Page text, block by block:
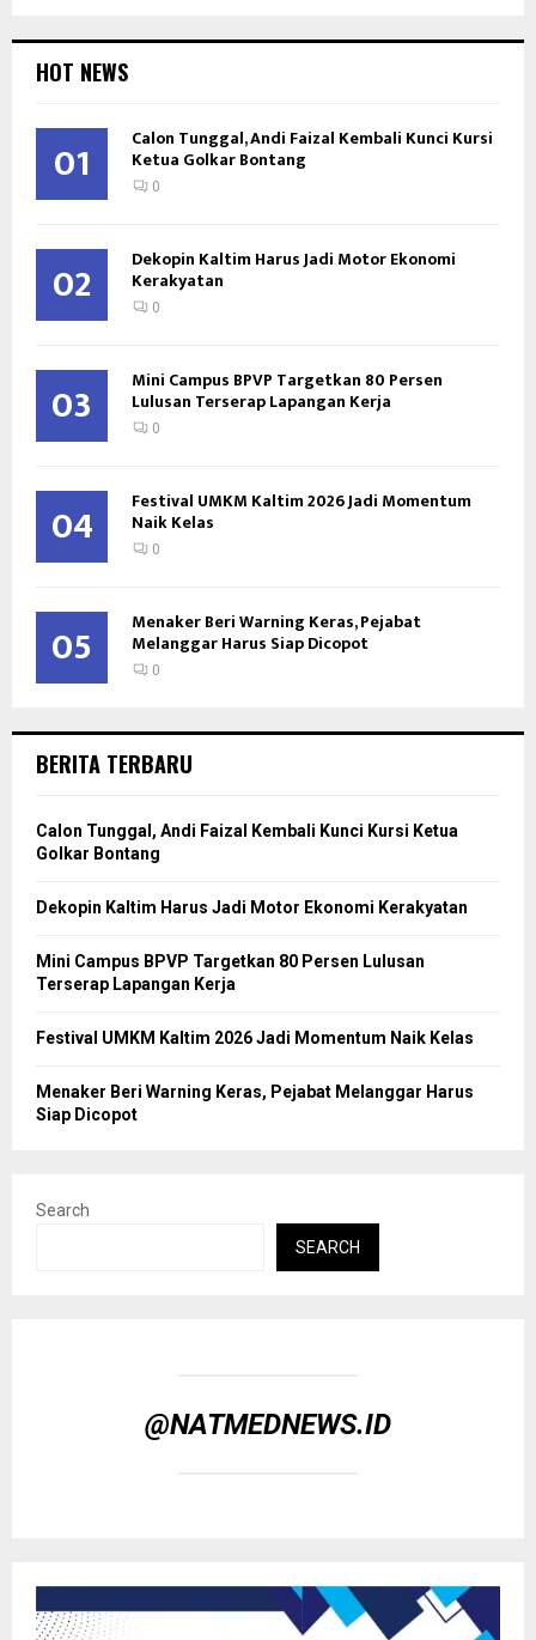
HOT NEWS
01 Calon Tunggal, Andi Faizal Kembali Kunci Kursi
Ketua Golkar Bontang
0
02 Dekopin Kaltim Harus Jadi Motor Ekonomi
Kerakyatan
0
03 Mini Campus BPVP Targetkan 80 Persen
Lulusan Terserap Lapangan Kerja
0
04 Festival UMKM Kaltim 2026 Jadi Momentum
Naik Kelas
0
05 Menaker Beri Warning Keras, Pejabat
Melanggar Harus Siap Dicopot
0
BERITA TERBARU
Calon Tunggal, Andi Faizal Kembali Kunci Kursi Ketua
Golkar Bontang
Dekopin Kaltim Harus Jadi Motor Ekonomi Kerakyatan
Mini Campus BPVP Targetkan 80 Persen Lulusan
Terserap Lapangan Kerja
Festival UMKM Kaltim 2026 Jadi Momentum Naik Kelas
Menaker Beri Warning Keras, Pejabat Melanggar Harus
Siap Dicopot
Search
SEARCH
@NATMEDNEWS.ID